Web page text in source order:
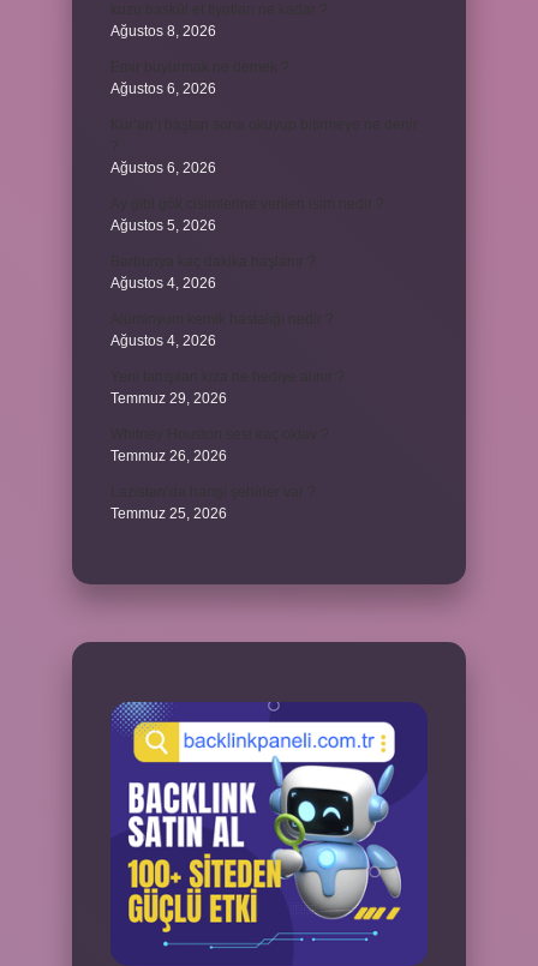
Ağustos 8, 2026
Ağustos 6, 2026
Ağustos 6, 2026
Ağustos 5, 2026
Ağustos 4, 2026
Ağustos 4, 2026
Temmuz 29, 2026
Temmuz 26, 2026
Temmuz 25, 2026